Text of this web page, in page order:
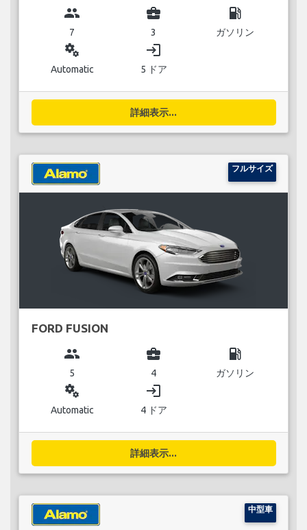
group
7
business_center
3
local_gas_station
ガソリン
miscellaneous_services
Automatic
login
5 ドア
詳細表示...
フルサイズ
FORD FUSION
group
5
business_center
4
local_gas_station
ガソリン
miscellaneous_services
Automatic
login
4 ドア
詳細表示...
中型車